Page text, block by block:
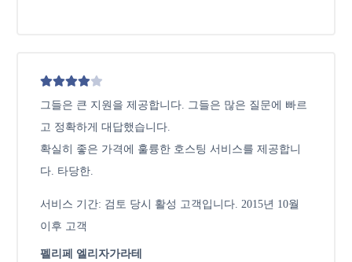
그들은 큰 지원을 제공합니다. 그들은 많은 질문에 빠르
고 정확하게 대답했습니다.
확실히 좋은 가격에 훌륭한 호스팅 서비스를 제공합니
다. 타당한.
서비스 기간: 검토 당시 활성 고객입니다. 2015년 10월
이후 고객
펠리페 엘리자가라테